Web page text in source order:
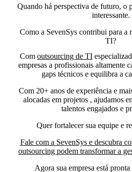
Quando há perspectiva de futuro, o
interessante.
Como a SevenSys contribui para a
TI?
Com outsourcing de TI
empresas a profissionais altamente
gaps técnicos e equilibra a
Com 20+ anos de experiência e
alocadas em projetos , ajudamos
talentos engajados e
Quer fortalecer sua equipe e
Fale com a SevenSys e descubra
outsourcing podem transformar a
Agora sua empresa está